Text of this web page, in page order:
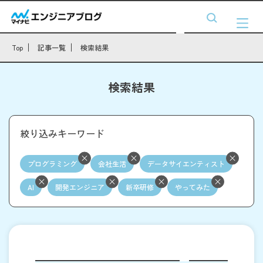
Top 記事一覧 検索結果
検索結果
絞り込みキーワード
プログラミング 会社生活 データサイエンティスト
AI 開発エンジニア 新卒研修 やってみた